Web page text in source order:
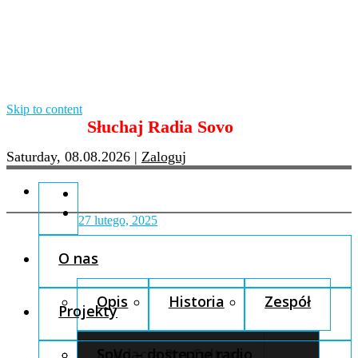
Skip to content
Słuchaj Radia Sovo
Saturday, 08.08.2026 | Zaloguj
O nas
Opis Historia Zespół
Fundacja Pro Cultura
Projekty
SoVo – dostępne radio
27 lutego, 2025